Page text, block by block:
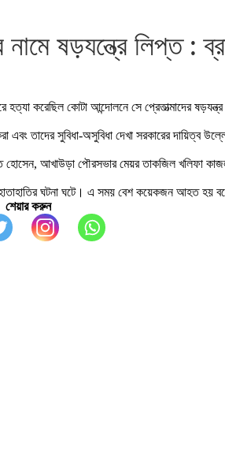
ষড়যন্ত্রে লিপ্ত :
করেছিল কোটা আন্দোলনে সে প্রেতাত্মাদের
তাদের সুবিধা-অসুবিধা দেখা সরকারের দায়িত্ব
হোসেন, আখাউড়া পৌরসভার মেয়র তাকজিল
ঘটনা ঘটে। এ সময় বেশ কয়েকজন আহত হয়
শেয়ার করুন